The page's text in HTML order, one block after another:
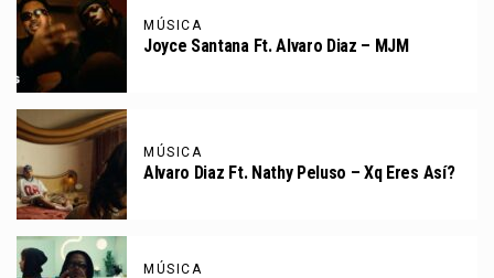
MÚSICA
Joyce Santana Ft. Alvaro Diaz – MJM
MÚSICA
Alvaro Diaz Ft. Nathy Peluso – Xq Eres Así?
MÚSICA